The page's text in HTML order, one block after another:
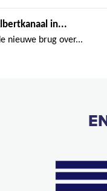
in...
nieuwe brug over...